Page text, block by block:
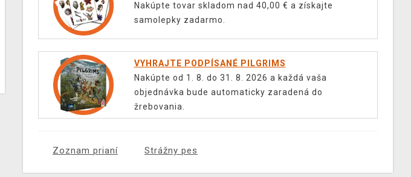
Nakúpte tovar skladom nad 40,00 € a získajte
samolepky zadarmo.
VYHRAJTE PODPÍSANÉ PILGRIMS
Nakúpte od 1. 8. do 31. 8. 2026 a každá vaša
objednávka bude automaticky zaradená do
žrebovania.
Zoznam prianí Strážny pes